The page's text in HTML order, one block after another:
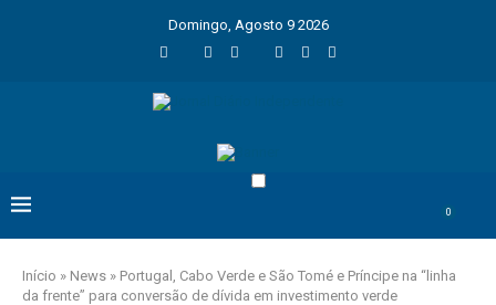
Domingo, Agosto 9 2026
0
Início » News » Portugal, Cabo Verde e São Tomé e Príncipe na “linha
da frente” para conversão de dívida em investimento verde